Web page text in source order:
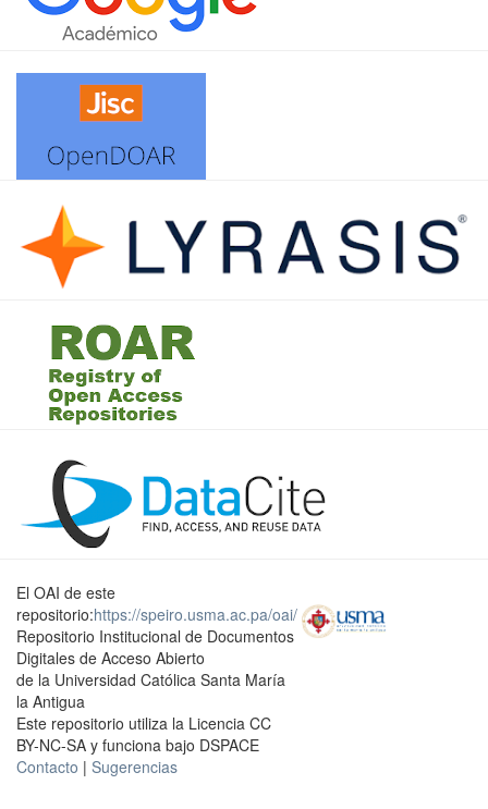
El OAI de este
repositorio:https://speiro.usma.ac.pa/oai/
Repositorio Institucional de Documentos
Digitales de Acceso Abierto
de la Universidad Católica Santa María
la Antigua
Este repositorio utiliza la Licencia CC
BY-NC-SA y funciona bajo DSPACE
Contacto | Sugerencias